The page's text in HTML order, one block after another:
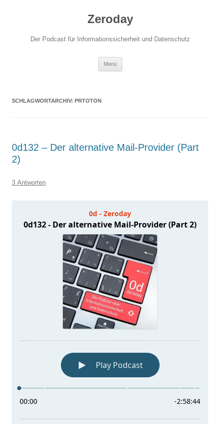
Zeroday
Der Podcast für Informationssicherheit und Datenschutz
Menü
SCHLAGWORTARCHIV: PRTOTON
0d132 – Der alternative Mail-Provider (Part
2)
3 Antworten